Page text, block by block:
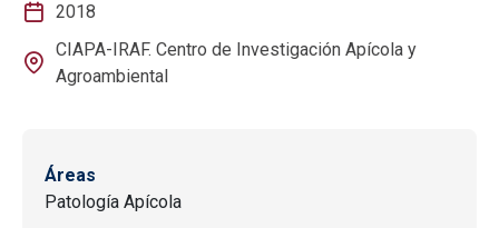
2018
CIAPA-IRAF. Centro de Investigación Apícola y
Agroambiental
Áreas
Patología Apícola